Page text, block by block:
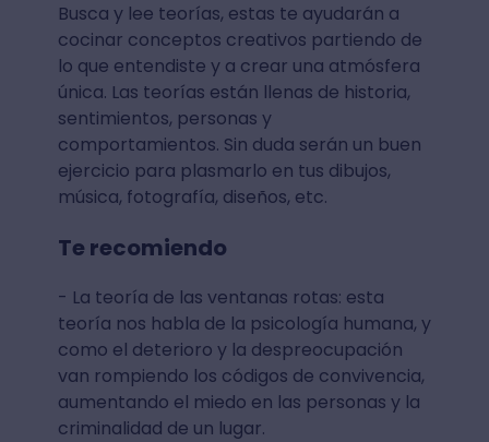
Busca y lee teorías, estas te ayudarán a
cocinar conceptos creativos partiendo de
lo que entendiste y a crear una atmósfera
única. Las teorías están llenas de historia,
sentimientos, personas y
comportamientos. Sin duda serán un buen
ejercicio para plasmarlo en tus dibujos,
música, fotografía, diseños, etc.
Te recomiendo
- La teoría de las ventanas rotas: esta
teoría nos habla de la psicología humana, y
como el deterioro y la despreocupación
van rompiendo los códigos de convivencia,
aumentando el miedo en las personas y la
criminalidad de un lugar.